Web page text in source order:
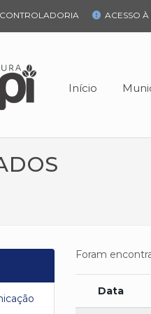
CONTROLADORIA ACESSO
Início
Foram
Data